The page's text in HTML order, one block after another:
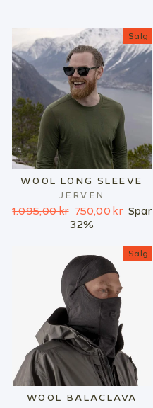
Salg
WOOL LONG SLEEVE
JERVEN
Ordinær
1.095,00 kr Salgspris
750,00 kr Spar
32%
Salg
WOOL BALACLAVA